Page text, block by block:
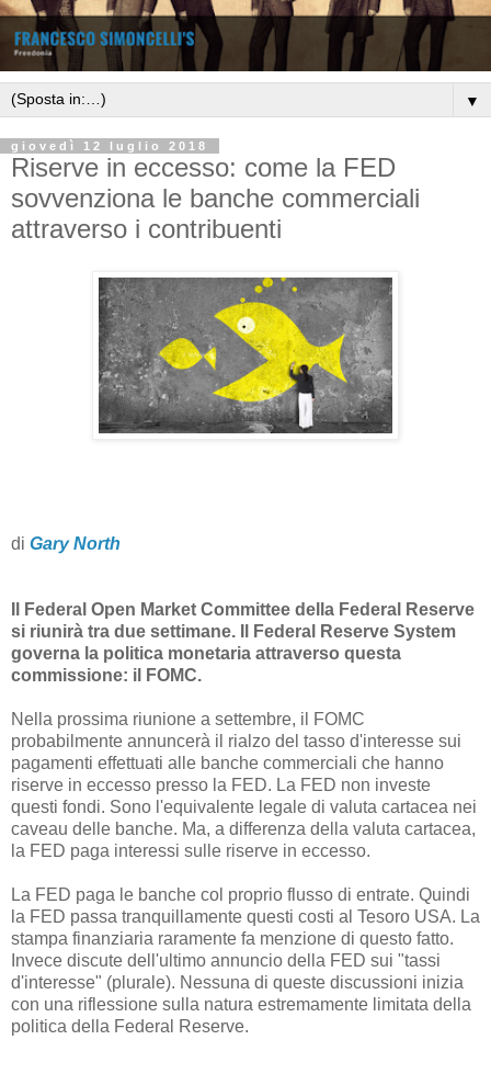
▼
giovedì 12 luglio 2018
Riserve in eccesso: come la FED
sovvenziona le banche commerciali
attraverso i contribuenti
di Gary North
Il Federal Open Market Committee della Federal Reserve
si riunirà tra due settimane. Il Federal Reserve System
governa la politica monetaria attraverso questa
commissione: il FOMC.
Nella prossima riunione a settembre, il FOMC
probabilmente annuncerà il rialzo del tasso d'interesse sui
pagamenti effettuati alle banche commerciali che hanno
riserve in eccesso presso la FED. La FED non investe
questi fondi. Sono l'equivalente legale di valuta cartacea nei
caveau delle banche. Ma, a differenza della valuta cartacea,
la FED paga interessi sulle riserve in eccesso.
La FED paga le banche col proprio flusso di entrate. Quindi
la FED passa tranquillamente questi costi al Tesoro USA. La
stampa finanziaria raramente fa menzione di questo fatto.
Invece discute dell'ultimo annuncio della FED sui "tassi
d'interesse" (plurale). Nessuna di queste discussioni inizia
con una riflessione sulla natura estremamente limitata della
politica della Federal Reserve.